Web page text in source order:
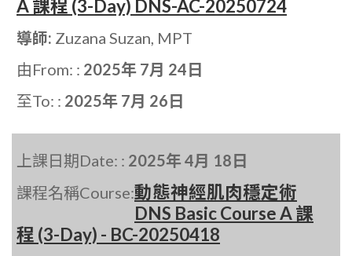
A 課程 (3-Day) DNS-AC-20250724
導師: Zuzana Suzan, MPT
由From: : 2025年 7月 24日
至To: : 2025年 7月 26日
上課日期Date: : 2025年 4月 18日
課程名稱Course:動態神經肌肉穩定術
DNS Basic Course A 課
程 (3-Day) - BC-20250418